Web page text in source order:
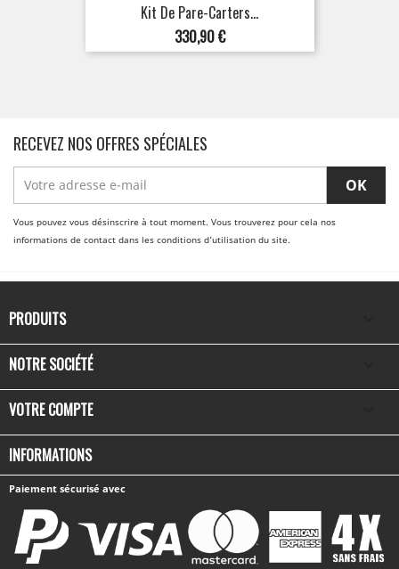
Kit De Pare-Carters...
Prix
330,90 €
RECEVEZ NOS OFFRES SPÉCIALES
Vous pouvez vous désinscrire à tout moment. Vous trouverez pour cela nos
informations de contact dans les conditions d'utilisation du site.
PRODUITS
NOTRE SOCIÉTÉ
VOTRE COMPTE
INFORMATIONS
Paiement sécurisé avec